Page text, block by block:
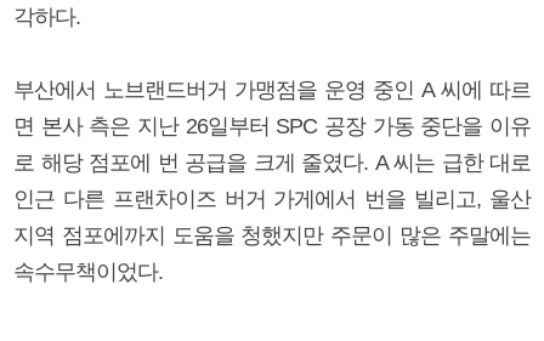
각하다.
부산에서 노브랜드버거 가맹점을 운영 중인 A 씨에 따르
면 본사 측은 지난 26일부터 SPC 공장 가동 중단을 이유
로 해당 점포에 번 공급을 크게 줄였다. A 씨는 급한 대로
인근 다른 프랜차이즈 버거 가게에서 번을 빌리고, 울산
지역 점포에까지 도움을 청했지만 주문이 많은 주말에는
속수무책이었다.